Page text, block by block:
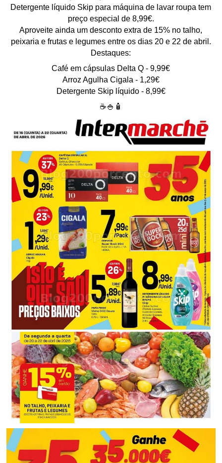
Detergente líquido Skip para máquina de lavar roupa tem
preço especial de 8,99€.
Aproveite ainda um desconto extra de 15% no talho,
peixaria e frutas e legumes entre os dias 20 e 22 de abril.
Destaques:
Café em cápsulas Delta Q - 9,99€
Arroz Agulha Cigala - 1,29€
Detergente Skip líquido - 8,99€
☕🍚🧴